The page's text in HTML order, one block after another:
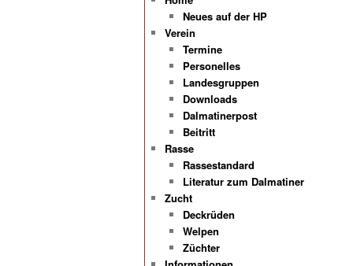
Neues auf der HP
Verein
Termine
Personelles
Landesgruppen
Downloads
Dalmatinerpost
Beitritt
Rasse
Rassestandard
Literatur zum Dalmatiner
Zucht
Deckrüden
Welpen
Züchter